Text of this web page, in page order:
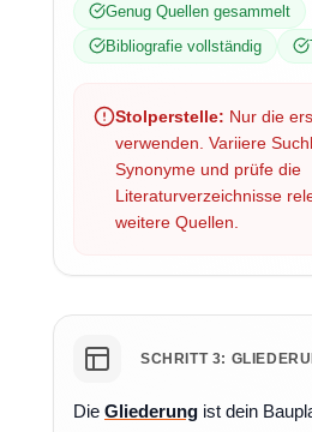
Genug Quellen gesammelt
Bibliografie vollständig
Stolperstelle: Nur die
verwenden. Variiere
Synonyme und prüfe die
Literaturverzeichnisse
weitere Quellen.
SCHRITT 3:
Die Gliederung ist dein